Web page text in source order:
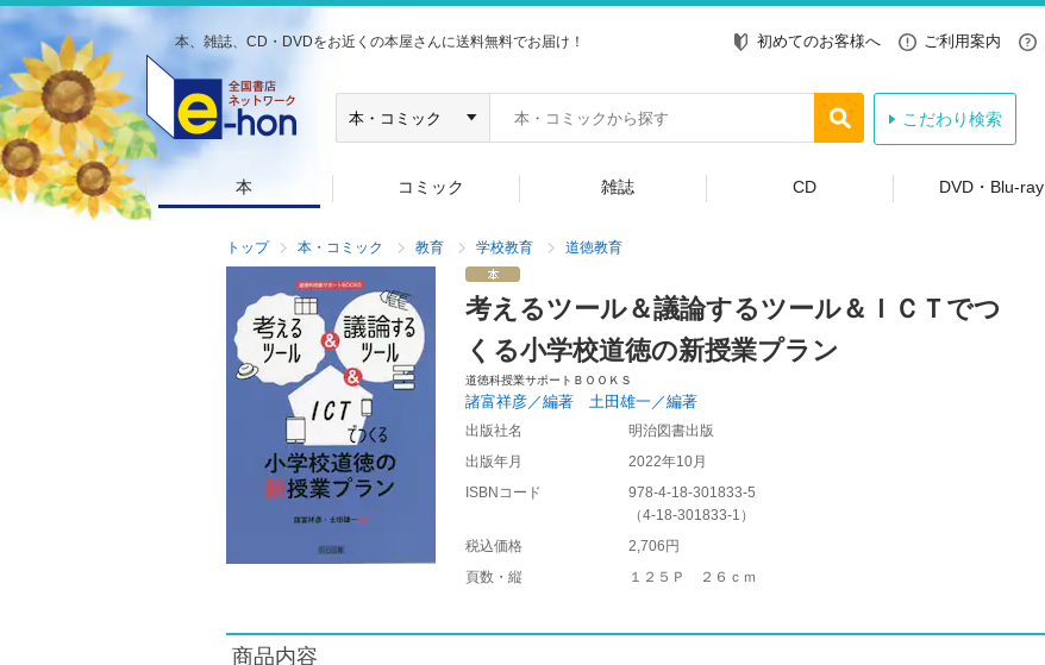
本、雑誌、CD・DVDをお近くの本屋さんに送料無料でお届け！ 初めてのお客様へ ご利用案内
こだわり検索
本 コミック 雑誌 CD DVD・Blu-ray
トップ 本・コミック 教育 学校教育 道徳教育
考えるツール＆議論するツール＆ＩＣＴでつ
くる小学校道徳の新授業プラン
道徳科授業サポートＢＯＯＫＳ
諸富祥彦／編著 土田雄一／編著
出版社名
明治図書出版
出版年月
2022年10月
ISBNコード
978-4-18-301833-5
（4-18-301833-1 ）
税込価格
2,706円
頁数・縦
１２５Ｐ ２６ｃｍ
商品内容